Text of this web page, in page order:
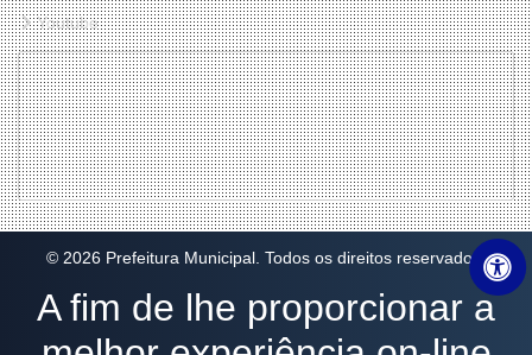
Youtube
© 2026 Prefeitura Municipal. Todos os direitos reservados.
A fim de lhe proporcionar a